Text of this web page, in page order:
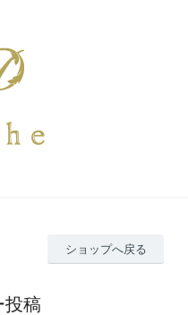
ショップへ戻る
投稿